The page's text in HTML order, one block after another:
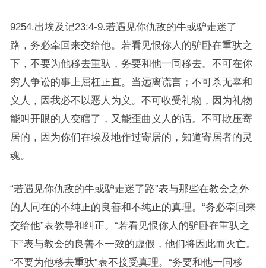
9254.出埃及记23:4-9.若遇见你仇敌的牛或驴走迷了
路，务必牵回来交给他。若看见恨你人的驴卧在重驮之
下，不要为他移去重驮，务要和他一同移去。不可在你
穷人争讼的事上屈枉正直。当远离谎言；不可杀无辜和
义人，因我必不以恶人为义。不可收受礼物，因为礼物
能叫开眼的人变瞎了，又能歪曲义人的话。不可欺压寄
居的，因为你们在埃及地作过寄居的，知道寄居者的灵
魂。
“若遇见你仇敌的牛或驴走迷了路”表与那些在教会之外
的人同在的不纯正的良善和不纯正的真理。“务必牵回来
交给他”表教导和纠正。“若看见恨你人的驴卧在重驮之
下”表与教会的良善不一致的虚假，他们将因此而灭亡。
“不要为他移去重驮”表不接受真理。“务要和他一同移